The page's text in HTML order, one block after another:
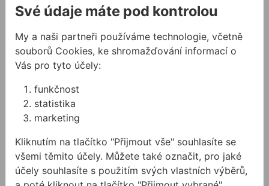
​Přesnost měření v normální poloze: 0,50 mm/m
Počet měřicích ploch: 1
Koncovky: Standardní
Délka: 80 cm
Vybavení: Posuvná značka
Související články
Své údaje máte pod kontrolou
My a naši partneři používáme technologie, včetně
souborů Cookies, ke shromažďování informací o
Vás pro tyto účely:
funkčnost
statistika
marketing
Kliknutím na tlačítko "Přijmout vše" souhlasíte se
všemi těmito účely. Můžete také označit, pro jaké
účely souhlasíte s použitím svých vlastních výběrů,